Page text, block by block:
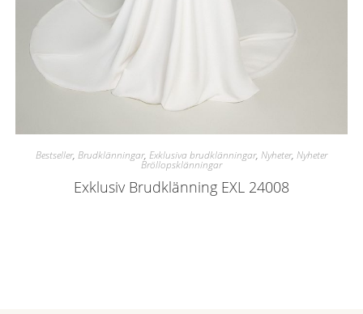
Bestseller, Brudklänningar, Exklusiva brudklänningar, Nyheter, Nyheter
Bröllopsklänningar
Exklusiv Brudklänning EXL 24008